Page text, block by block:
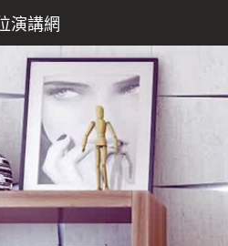
演講網